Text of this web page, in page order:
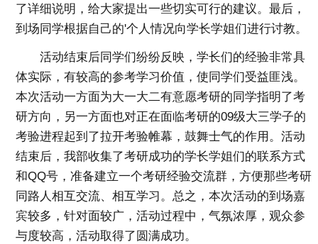
了详细说明，给大家提出一些切实可行的建议。最后，
到场同学根据自己的'个人情况向学长学姐们进行讨教。
活动结束后同学们纷纷反映，学长们的经验非常具
体实际，有较高的参考学习价值，使同学们受益匪浅。
本次活动一方面为大一大二有意愿考研的同学指明了考
研方向，另一方面也对正在面临考研的09级大三学子的
考验进程起到了拉开考验帷幕，鼓舞士气的作用。活动
结束后，我部收集了考研成功的学长学姐们的联系方式
和QQ号，准备建立一个考研经验交流群，方便那些考研
同路人相互交流、相互学习。总之，本次活动的到场嘉
宾较多，针对面较广，活动过程中，气氛浓厚，观众参
与度较高，活动取得了圆满成功。